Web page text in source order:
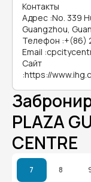
Контакты
Адрес :No. 339
Guangzhou,
Телефон :+(86)
Email :
Сайт
:https://
PLAZA
CENTRE
7 8